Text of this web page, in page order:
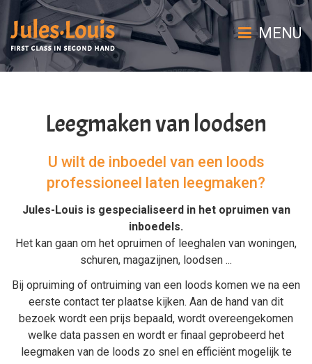
MENU
Leegmaken van loodsen
U wilt de inboedel van een loods
professioneel laten leegmaken?
Jules-Louis is gespecialiseerd in het opruimen van
inboedels.
Het kan gaan om het opruimen of leeghalen van woningen,
schuren, magazijnen, loodsen ...
Bij opruiming of ontruiming van een loods komen we na een
eerste contact ter plaatse kijken. Aan de hand van dit
bezoek wordt een prijs bepaald, wordt overeengekomen
welke data passen en wordt er finaal geprobeerd het
leegmaken van de loods zo snel en efficiënt mogelijk te